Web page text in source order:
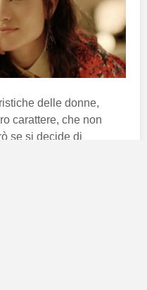
delle donne,
carattere, che non
se si decide di